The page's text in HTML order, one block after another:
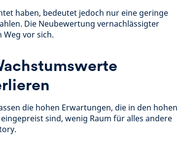
haben, bedeutet jedoch nur eine geringe
Die Neubewertung vernachlässigter
vor sich.
die hohen Erwartungen, die in den hohen
sind, wenig Raum für alles andere